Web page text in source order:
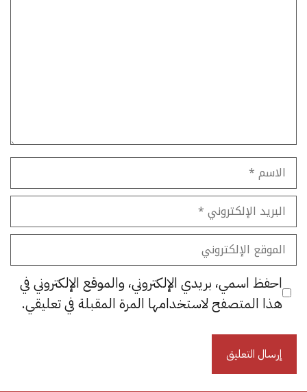
الاسم
البريد
الإلكتروني
الموقع
الإلكتروني
احفظ اسمي، بريدي الإلكتروني، والموقع الإلكتروني في
هذا المتصفح لاستخدامها المرة المقبلة في تعليقي.